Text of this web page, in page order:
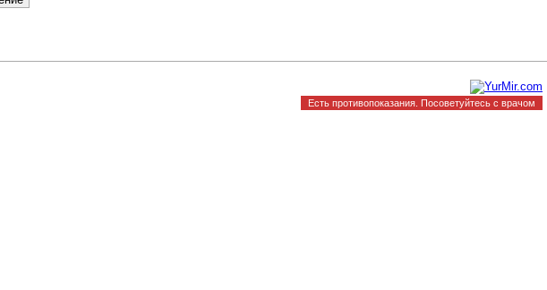
Есть противопоказания. Посоветуйтесь с врачом